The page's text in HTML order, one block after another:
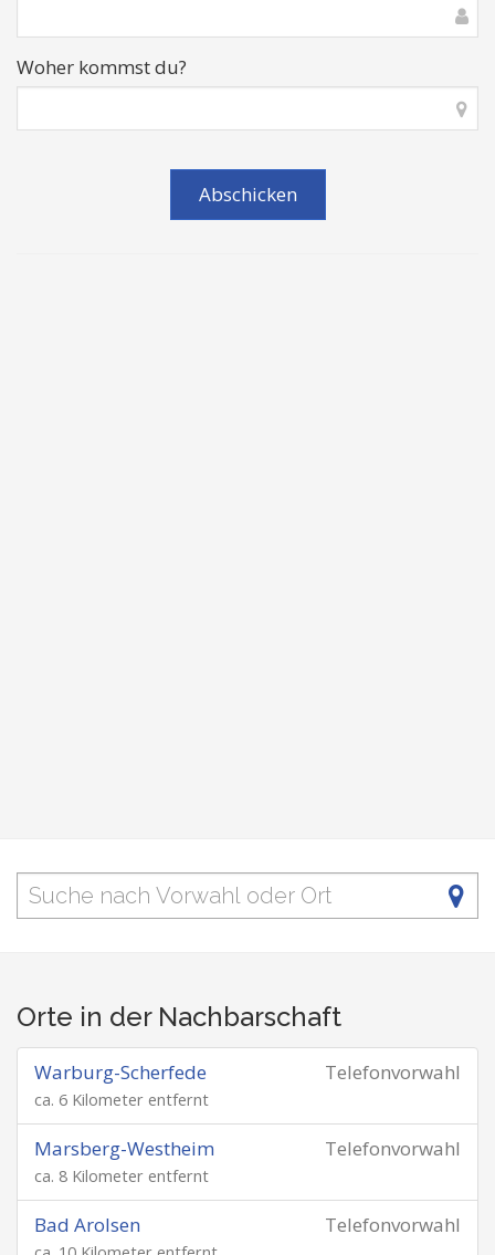
Woher kommst du?
Orte in der Nachbarschaft
Telefonvorwahl
Warburg-Scherfede
ca. 6 Kilometer entfernt
Telefonvorwahl
Marsberg-Westheim
ca. 8 Kilometer entfernt
Telefonvorwahl
Bad Arolsen